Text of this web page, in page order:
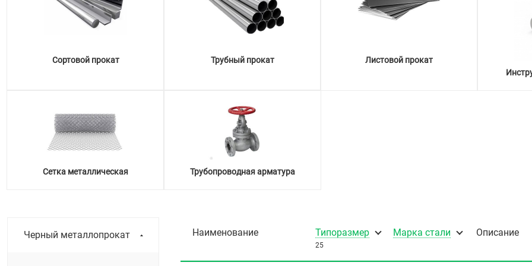
Сортовой прокат Трубный прокат
Листовой прокат
Сетка металлическая Трубопроводная арматура
Черный металлопрокат Наименование Типоразмер
25
Марка стали Описание